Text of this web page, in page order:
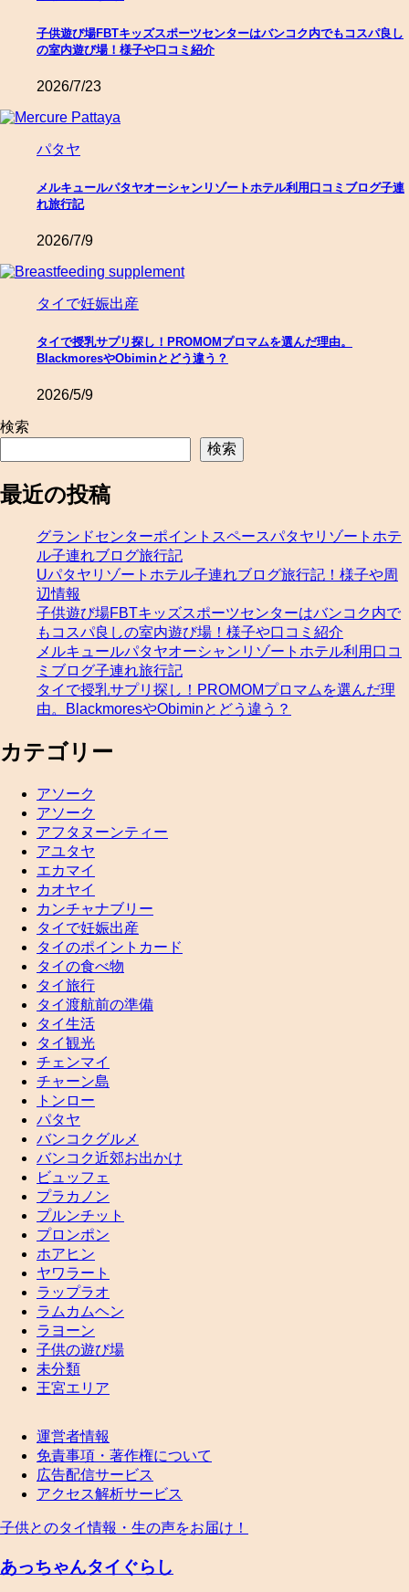
子供遊び場FBTキッズスポーツセンターはバンコク内でもコスパ良し
の室内遊び場！様子や口コミ紹介
2026/7/23
パタヤ
メルキュールパタヤオーシャンリゾートホテル利用口コミブログ子連
れ旅行記
2026/7/9
タイで妊娠出産
タイで授乳サプリ探し！PROMOMプロマムを選んだ理由。
BlackmoresやObiminとどう違う？
2026/5/9
検索
検索
最近の投稿
グランドセンターポイントスペースパタヤリゾートホテ
ル子連れブログ旅行記
Uパタヤリゾートホテル子連れブログ旅行記！様子や周
辺情報
子供遊び場FBTキッズスポーツセンターはバンコク内で
もコスパ良しの室内遊び場！様子や口コミ紹介
メルキュールパタヤオーシャンリゾートホテル利用口コ
ミブログ子連れ旅行記
タイで授乳サプリ探し！PROMOMプロマムを選んだ理
由。BlackmoresやObiminとどう違う？
カテゴリー
アソーク
アソーク
アフタヌーンティー
アユタヤ
エカマイ
カオヤイ
カンチャナブリー
タイで妊娠出産
タイのポイントカード
タイの食べ物
タイ旅行
タイ渡航前の準備
タイ生活
タイ観光
チェンマイ
チャーン島
トンロー
パタヤ
バンコクグルメ
バンコク近郊お出かけ
ビュッフェ
プラカノン
プルンチット
プロンポン
ホアヒン
ヤワラート
ラップラオ
ラムカムヘン
ラヨーン
子供の遊び場
未分類
王宮エリア
運営者情報
免責事項・著作権について
広告配信サービス
アクセス解析サービス
子供とのタイ情報・生の声をお届け！
あっちゃんタイぐらし